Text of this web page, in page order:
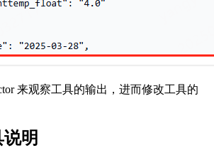
来观察工具的输出，进而修改工具的
明